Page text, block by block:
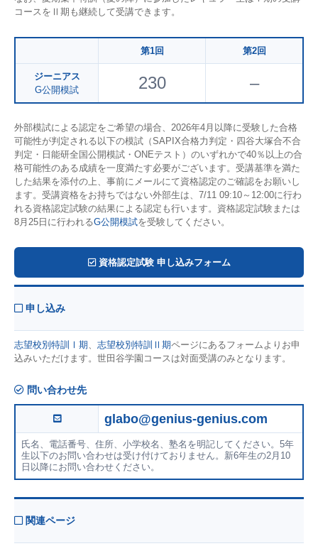
コースをⅡ期も継続して受講できます。
第1回 第2回
ジーニアス
G公開模試
230 –
外部模試による認定をご希望の場合、2026年4月以降に受験した合格
可能性が判定される以下の模試（SAPIX合格力判定・四谷大塚合不合
判定・日能研全国公開模試・ONEテスト）のいずれかで40％以上の合
格可能性のある成績を一度満たす必要がございます。受講基準を満た
した結果を添付の上、事前にメールにて資格認定のご確認をお願いし
ます。受講資格をお持ちではない外部生は、7/11 09:10～12:00に行わ
れる資格認定試験の結果による認定も行います。資格認定試験または
8月25日に行われるG公開模試を受験してください。
資格認定試験 申し込みフォーム
申し込み
志望校別特訓Ⅰ期、 志望校別特訓Ⅱ期ページにあるフォームよりお申
込みいただけます。世田谷学園コースは対面受講のみとなります。
問い合わせ先
glabo@genius-genius.com
氏名、電話番号、住所、小学校名、塾名を明記してください。5年
生以下のお問い合わせは受け付けておりません。新6年生の2月10
日以降にお問い合わせください。
関連ページ